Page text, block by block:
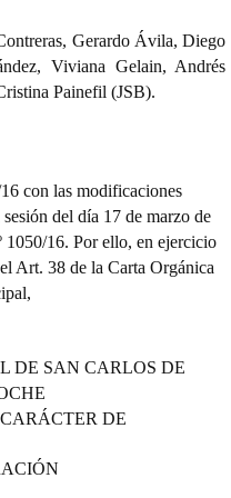
Gerardo Ávila, Diego
Viviana Gelain, Andrés
Painefil (JSB).
con las modificaciones
del día 17 de marzo de
1050/16. Por ello, en ejercicio
Art. 38 de la Carta Orgánica
DE SAN CARLOS DE
DE